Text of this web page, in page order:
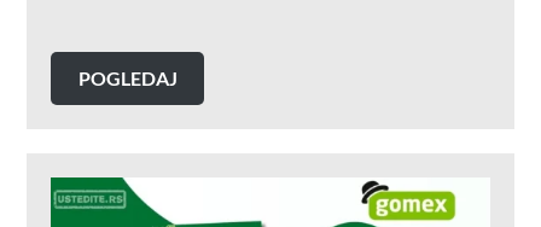
POGLEDAJ